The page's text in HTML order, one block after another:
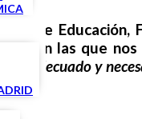
de
en las que
adecuadoy